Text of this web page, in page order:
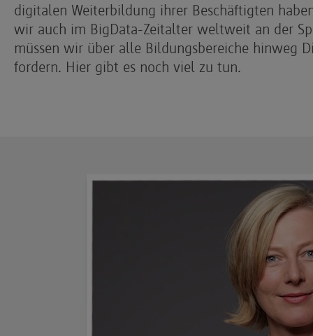
digitalen Weiterbildung ihrer Beschäftigten
wir auch im BigData-Zeitalter weltweit an der
müssen wir über alle Bildungsbereiche hinweg
fordern. Hier gibt es noch viel zu tun.